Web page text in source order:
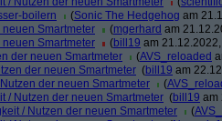
boilern
(Sonic The Hedgehog am
Smartmeter
(mgerhard am
Smartmeter
(bill19 am
der neuen Smartmeter
(AVS_reloaded
der neuen Smartmeter (bill19 am
der neuen Smartmeter
(
/ Nutzen der neuen Smartmeter (bill19 am
/ Nutzen der neuen Smartmeter
(